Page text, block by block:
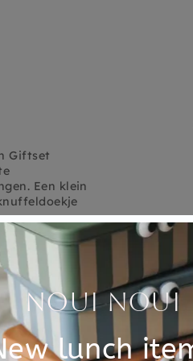
Giftset
Een klein
materialen,
om
Customer Reviews
5.00 out of 5